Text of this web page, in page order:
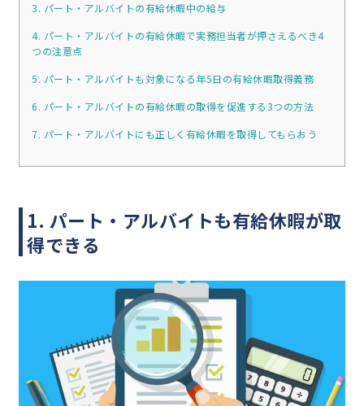
3. パート・アルバイトの有給休暇中の給与
4. パート・アルバイトの有給休暇で実務担当者が押さえるべき4
つの注意点
5. パート・アルバイトも対象になる年5日の有給休暇取得義務
6. パート・アルバイトの有給休暇の取得を促進する3つの方法
7. パート・アルバイトにも正しく有給休暇を取得してもらおう
1. パート・アルバイトも有給休暇が取
得できる